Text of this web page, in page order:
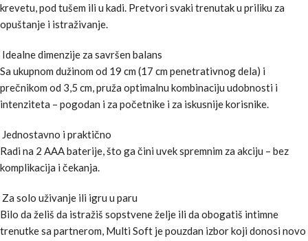
krevetu, pod tušem ili u kadi. Pretvori svaki trenutak u priliku za
opuštanje i istraživanje.
Idealne dimenzije za savršen balans
Sa ukupnom dužinom od 19 cm (17 cm penetrativnog dela) i
prečnikom od 3,5 cm, pruža optimalnu kombinaciju udobnosti i
intenziteta – pogodan i za početnike i za iskusnije korisnike.
Jednostavno i praktično
Radi na 2 AAA baterije, što ga čini uvek spremnim za akciju – bez
komplikacija i čekanja.
Za solo uživanje ili igru u paru
Bilo da želiš da istražiš sopstvene želje ili da obogatiš intimne
trenutke sa partnerom, Multi Soft je pouzdan izbor koji donosi novo